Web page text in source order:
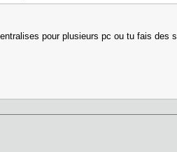
pour plusieurs pc ou tu fais des